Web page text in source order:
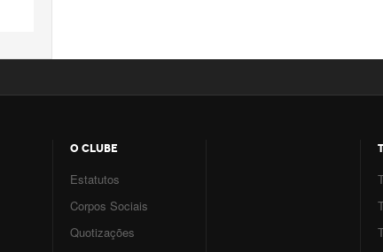
O CLUBE
Estatutos
Corpos Sociais
Quotizações